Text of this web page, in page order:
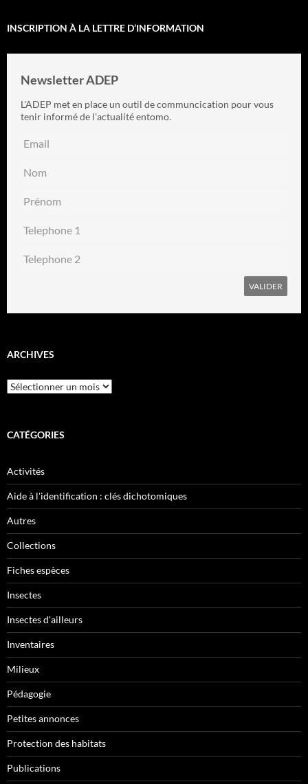
INSCRIPTION À LA LETTRE D’INFORMATION
Newsletter ADEP
L'ADEP met en place un outil de communcication pour vous
tenir informé de l'actualité entomo.
ARCHIVES
Archives
CATÉGORIES
Activités
Aide à l'identification : clés dichotomiques
Autres
Collections
Fiches espèces
Insectes
Insectes d'ailleurs
Inventaires
Milieux
Pédagogie
Petites annonces
Protection des habitats
Publications